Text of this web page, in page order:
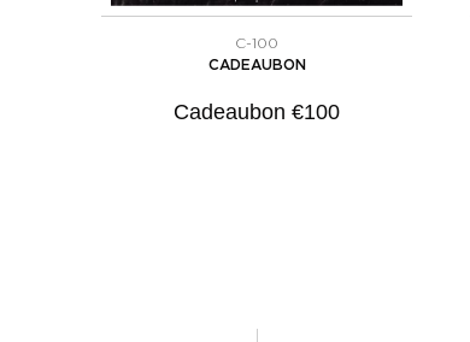
C-100
CADEAUBON
Cadeaubon €100